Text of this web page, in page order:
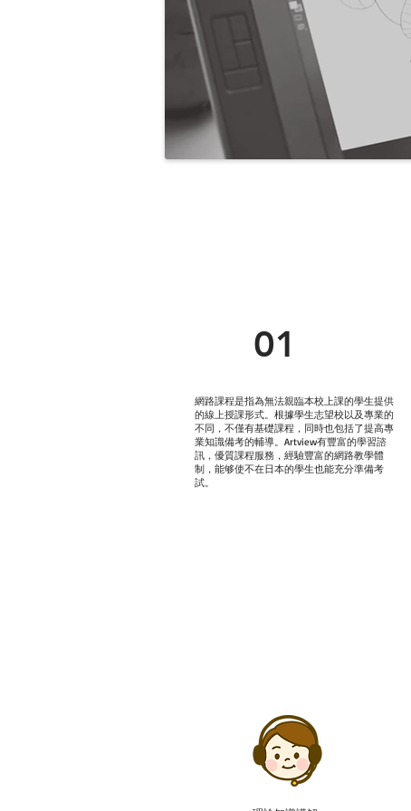
01
網路課程是指為無法親臨本校上課的學生提供
的線上授課形式。根據學生志望校以及專業的
不同，不僅有基礎課程，同時也包括了提高專
業知識備考的輔導。Artview有豐富的學習諮
訊，優質課程服務，經驗豐富的網路教學體
制，能够使不在日本的學生也能充分準備考
試。